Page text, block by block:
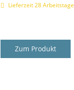
Lieferzeit 28 Arbeitstage
Zum Produkt